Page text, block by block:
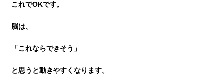
これでOKです。
脳は、
「これならできそう」
と思うと動きやすくなります。